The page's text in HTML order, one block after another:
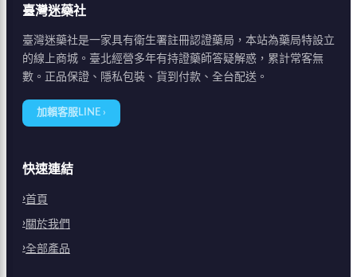
臺灣迷藥社
臺灣迷藥社是一家具有衛生署註冊認證藥局，本站為藥局特設立
的線上商城。臺北經營多年有持證藥師答疑解惑，累計常客無
數。正品保證、隱私包裝、貨到付款、全台配送。
加賴客服LINE ›
快速連結
首頁
關於我們
全部產品